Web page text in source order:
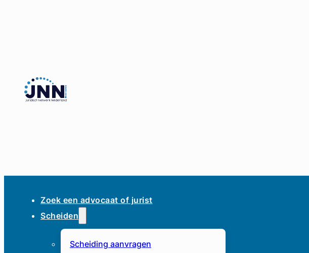
Zoek een advocaat of jurist
Scheiden
Scheiding aanvragen